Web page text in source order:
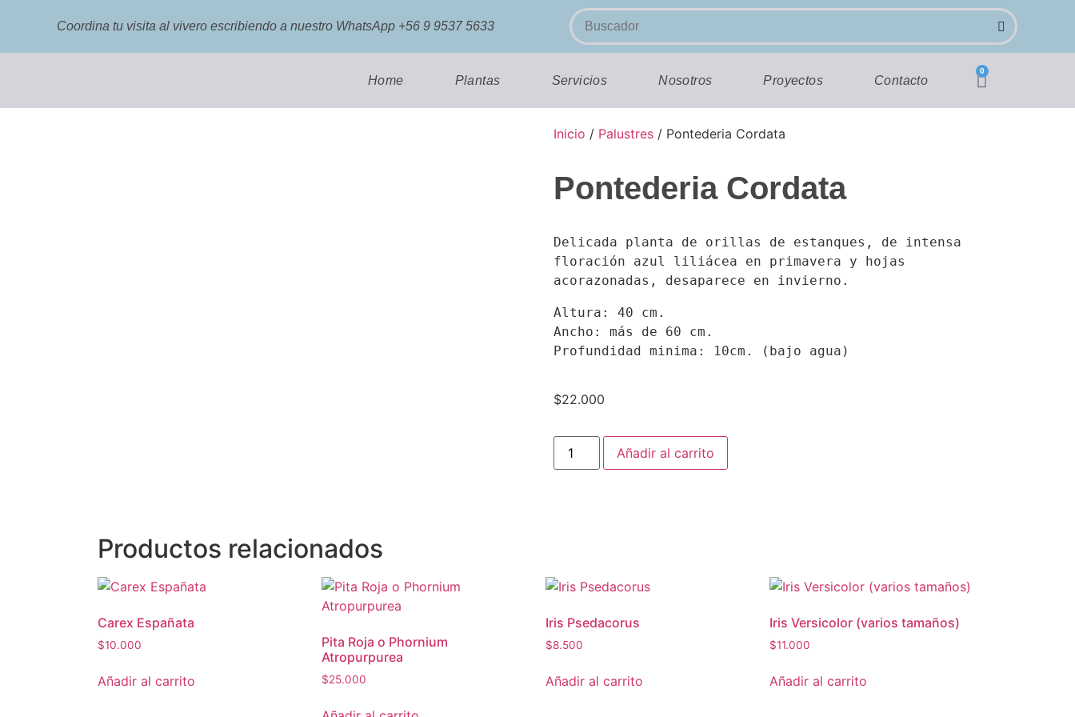
Coordina tu visita al vivero escribiendo a nuestro WhatsApp +56 9 9537 5633
Home Plantas Servicios Nosotros Proyectos Contacto
0
Inicio / Palustres / Pontederia Cordata
Pontederia Cordata
Delicada planta de orillas de estanques, de intensa
floración azul liliácea en primavera y hojas
acorazonadas, desaparece en invierno.
Altura: 40 cm.
Ancho: más de 60 cm.
Profundidad minima: 10cm. (bajo agua)
$22.000
Añadir al carrito
Productos relacionados
Carex Españata
$10.000
Añadir al carrito
Pita Roja o Phornium
Atropurpurea
$25.000
Iris Psedacorus
$8.500
Añadir al carrito
Iris Versicolor (varios tamaños)
$11.000
Añadir al carrito